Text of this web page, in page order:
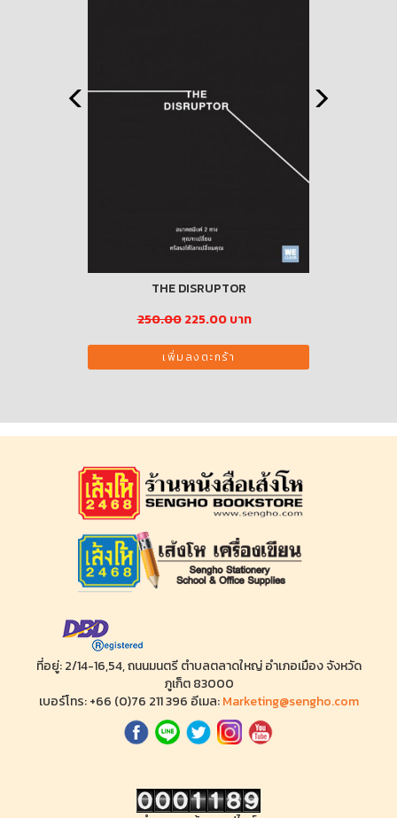
THE DISRUPTOR
250.00225.00 บาท
เพิ่มลงตะกร้า
ที่อยู่: 2/14-16,54, ถนนมนตรี ตำบลตลาดใหญ่ อำเภอเมือง จังหวัด
ภูเก็ต 83000
เบอร์โทร: +66 (0)76 211 396 อีเมล:Marketing@sengho.com